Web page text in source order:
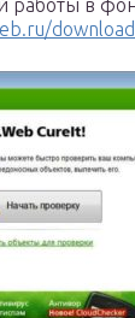
работы в